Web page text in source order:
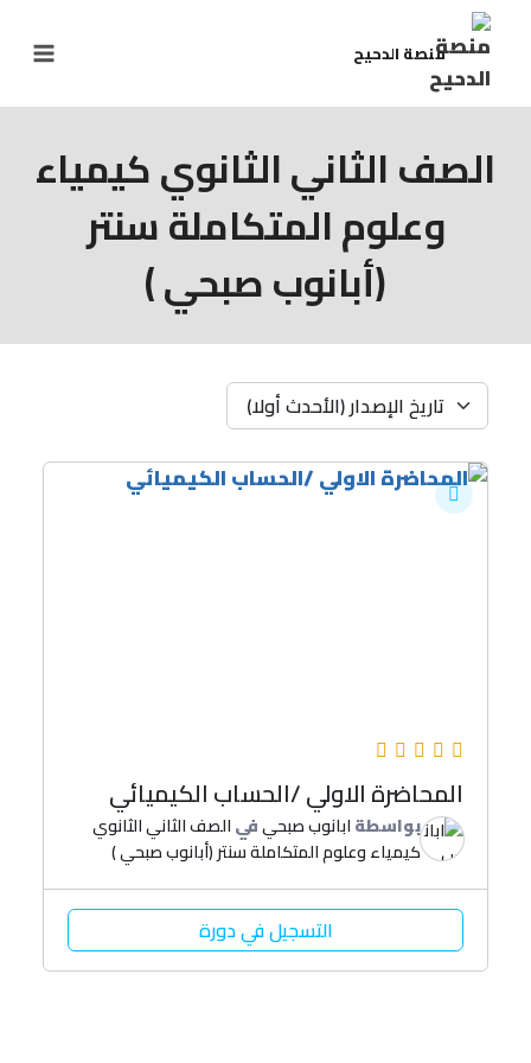
منصة الدحيح
الصف الثاني الثانوي كيمياء
وعلوم المتكاملة سنتر
(أبانوب صبحي )
المحاضرة الاولي /الحساب الكيميائي
بواسطةابانوب صبحيفيالصف الثاني الثانوي
كيمياء وعلوم المتكاملة سنتر (أبانوب صبحي )
التسجيل في دورة